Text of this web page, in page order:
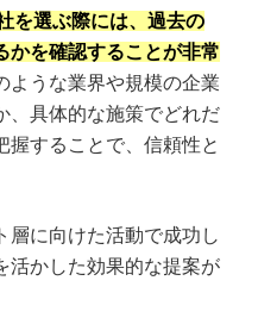
を選ぶ際には、過去の
かを確認することが非常
ような業界や規模の企業
、具体的な施策でどれだ
握することで、信頼性と
層に向けた活動で成功し
活かした効果的な提案が